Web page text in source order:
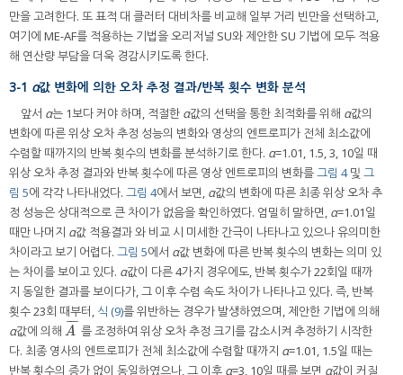
만을 고려한다. 또 표적 대 클러터 대비차를 비교해 일부 거리 빈만을 선택하고,
여기에 ME-AF를 적용하는 기법을 오리저널 SU와 제안한 SU 기법에 모두 적용
해 연산량 부담을 더욱 경감시키도록 한다.
3-1 α값 변화에 의한 오차 추정 결과/반복 횟수 변화 분석
앞서 α는 1보다 커야 하며, 적절한 α값의 선택을 통한 최적화를 위해 α값의
변화에 따른 위상 오차 추정 성능의 변화와 영상의 엔트로피가 전체 최소값에
수렴할 때까지의 반복 횟수의 변화를 분석하기로 한다. α=1.01, 1.5, 3, 10일 때
위상 오차 추정 결과와 반복 횟수에 따른 영상 엔트로피의 변화를그림 4및 그
림 5에 각각 나타내었다. 그림 4에서 보면, α값의 변화에 따른 최종 위상 오차 추
정 성능은 상대적으로 큰 차이가 없음을 확인하였다. 엄밀히 말하면, α=1.01일
때만 나머지 α값 적용결과 와 비교 시 미세한 간극이 나타나고 있으나 유의미한
차이라고 보기 어렵다. 그림 5에서 α값 변화에 따른 반복 횟수의 변화는 의미 있
는 차이를 보이고 있다. α값이 다른 4가지 경우에도, 반복 횟수가 22회일 때까
지 동일한 결과를 보이다가, 그 이후 수렴 속도 차이가 나타나고 있다. 즉, 반복
횟수 23회 때부터, 식 (9)를 위반하는 경우가 발생하였으며, 제안한 기법에 의해
α값에 의해 A
¯¯
¯
A¯ 를 조정하여 위상 오차 추정 크기를 감소시켜 추정하기 시작한
다. 최종 영사의 엔트로피가 전체 최소값에 수렴할 때까지 α=1.01, 1.5일 때는
반복 횟수의 증가 없이 동일하였으나, 그 이후 α=3, 10일 때를 보면 α값이 커질